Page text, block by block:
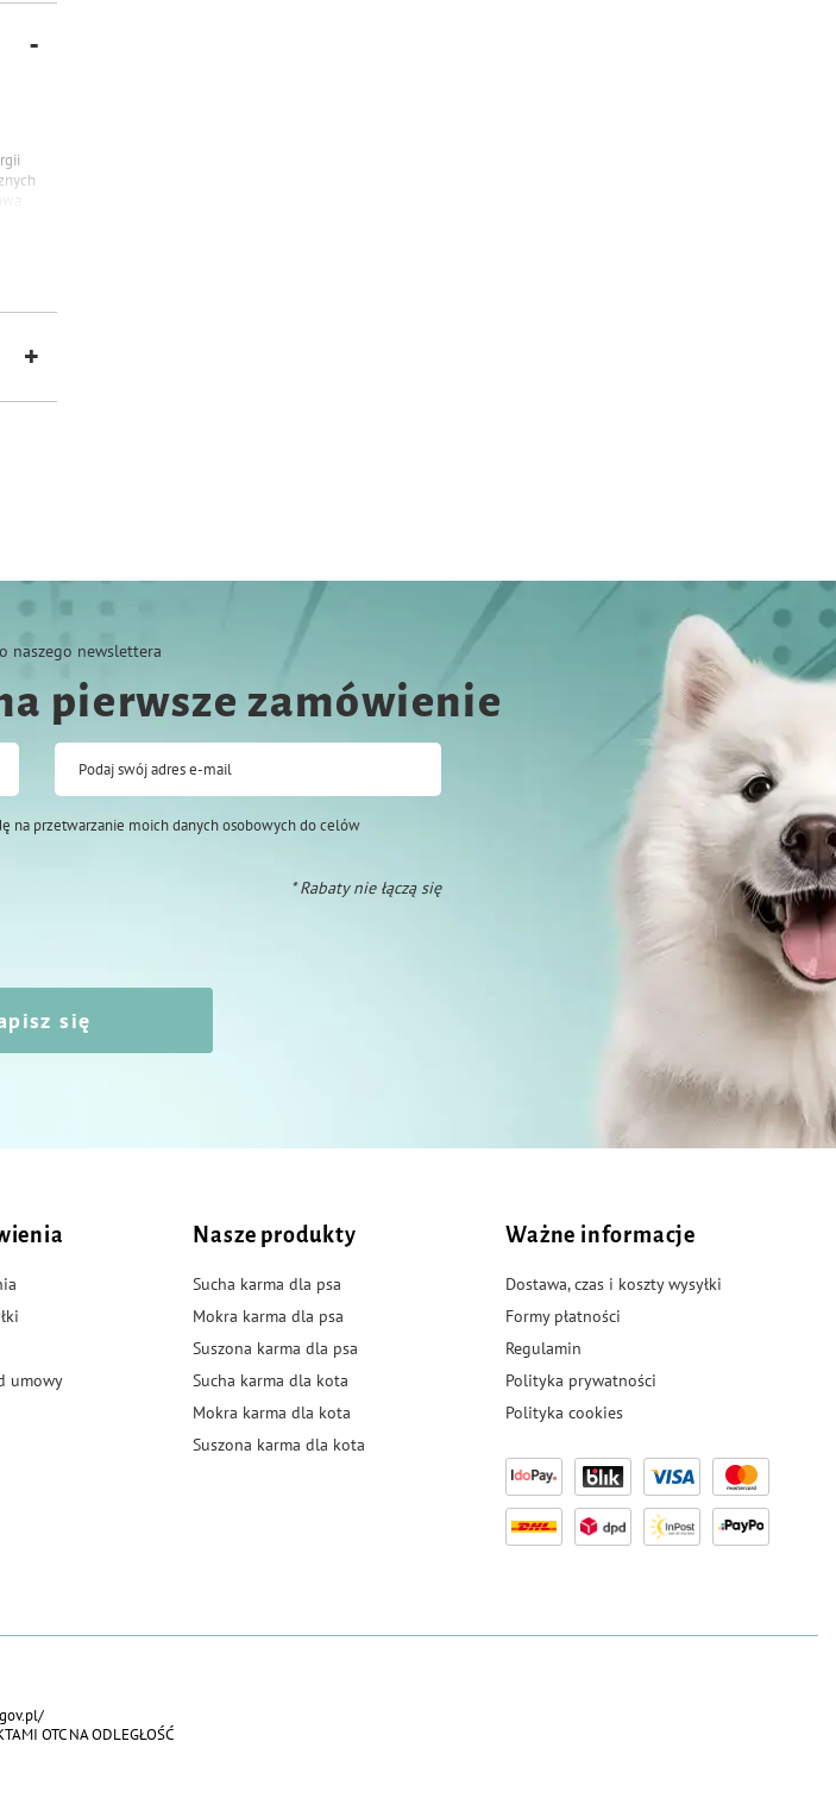
naszego newslettera
pierwsze zamówienie
Podaj swój adres e-mail
na przetwarzanie moich danych osobowych do celów
* Rabaty nie łączą się
się
umowy
Nasze produkty
Sucha karma dla psa
Mokra karma dla psa
Suszona karma dla psa
Sucha karma dla kota
Mokra karma dla kota
Suszona karma dla kota
Ważne informacje
Dostawa, czas i koszty wysyłki
Formy płatności
Regulamin
Polityka prywatności
Polityka cookies
OTC NA ODLEGŁOŚĆ